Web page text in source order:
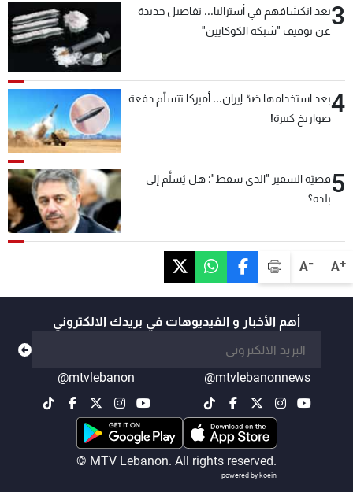
A+
A-
3بعد انكشافهم في أستراليا... تفاصيل جديدة
عن توقيف "شبكة الكوكايين"
4بعد استخدامها ضدّ إيران... أميركا تتسلّم دفعة
صواريخ كبيرة!
5قضيّة السفير "الذي سقط": هل يُسلَّم إلى
بلده؟
أهم الأخبار و الفيديوهات في بريدك الالكتروني
@mtvlebanonnews
@mtvlebanon
© MTV Lebanon. All rights reserved.
powered by koein